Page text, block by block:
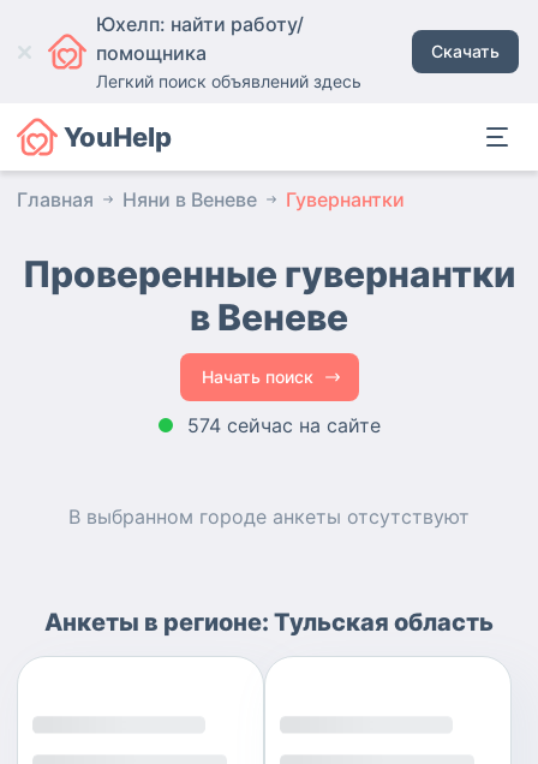
Юхелп: найти работу/
помощника
Легкий поиск объявлений здесь
Скачать
YouHelp
Главная Няни в Веневе Гувернантки
Проверенные гувернантки
в Веневе
Начать поиск
574 сейчас на сайте
В выбранном городе анкеты отсутствуют
Анкеты в регионе: Тульская область